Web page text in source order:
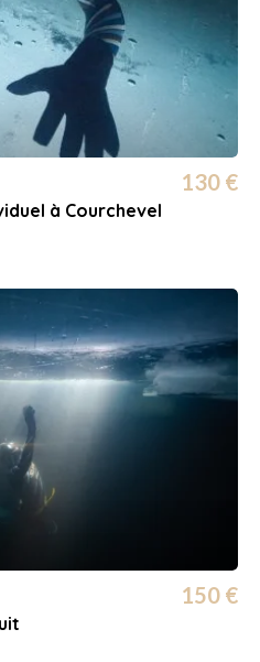
à Courchevel
130 €
150 €